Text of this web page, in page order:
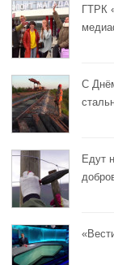
ГТРК
С
Едут